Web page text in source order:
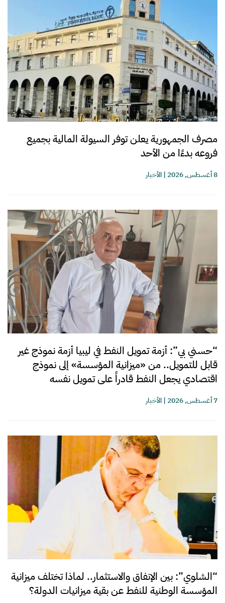
مصرف الجمهورية يعلن توفر السيولة المالية بجميع
فروعه بدءًا من الأحد
8 أغسطس, 2026 |الأخبار
“حسني بي”: أزمة تمويل النفط في ليبيا أزمة نموذج غير
قابل للتمويل.. من «ميزانية المؤسسة» إلى نموذج
اقتصادي يجعل النفط قادراً على تمويل نفسه
7 أغسطس, 2026 |الأخبار
“الشلوي”: بين الإنفاق والاستثمار.. لماذا تختلف ميزانية
المؤسسة الوطنية للنفط عن بقية ميزانيات الدولة؟